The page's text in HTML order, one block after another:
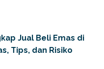
Jual Beli Emas di
Tips, dan Risiko